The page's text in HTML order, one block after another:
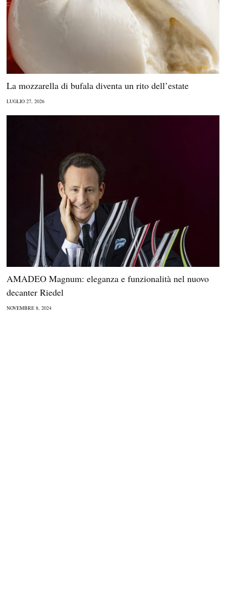
La mozzarella di bufala diventa un rito dell’estate
LUGLIO 27, 2026
AMADEO Magnum: eleganza e funzionalità nel nuovo
decanter Riedel
NOVEMBRE 8, 2024